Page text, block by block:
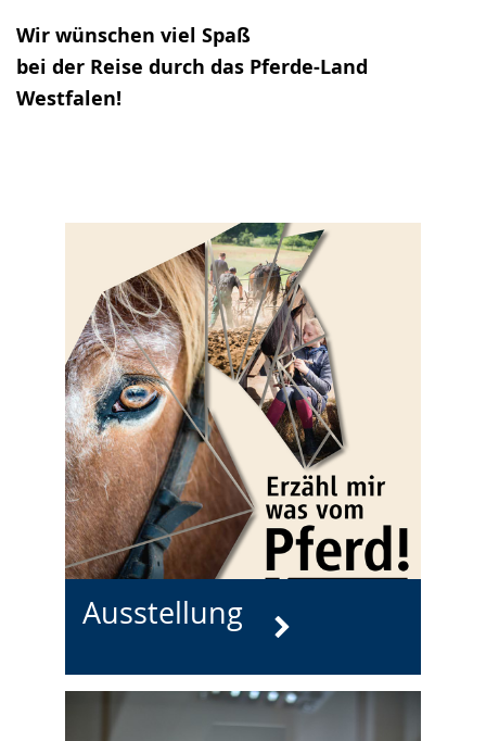
Wir wünschen viel Spaß
bei der Reise durch das Pferde-Land
Westfalen!
Ausstellung